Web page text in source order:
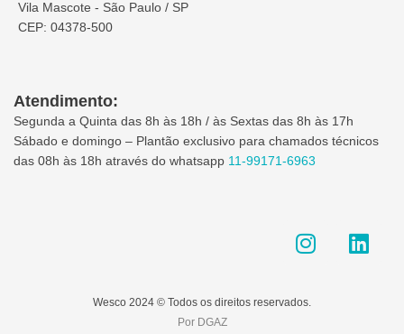
Vila Mascote - São Paulo / SP
CEP: 04378-500
Atendimento:
Segunda a Quinta das 8h às 18h / às Sextas das 8h às 17h
Sábado e domingo – Plantão exclusivo para chamados técnicos
das 08h às 18h através do whatsapp 11-99171-6963
n
a
i
Wesco 2024 © Todos os direitos reservados.
Por DGAZ